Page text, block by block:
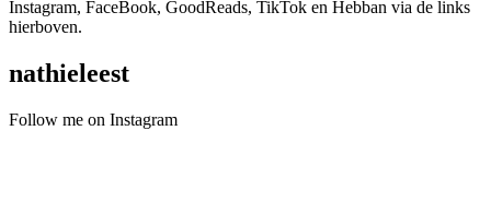
Instagram, FaceBook, GoodReads, TikTok en Hebban via de links
hierboven.
nathieleest
Follow me on Instagram